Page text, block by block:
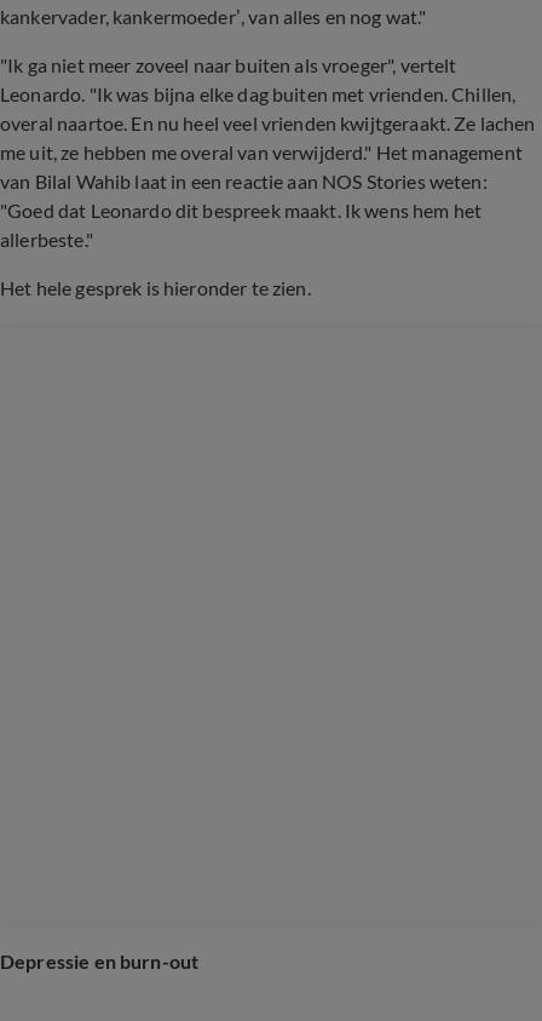
kankervader, kankermoeder’, van alles en nog wat."
"Ik ga niet meer zoveel naar buiten als vroeger", vertelt
Leonardo. "Ik was bijna elke dag buiten met vrienden. Chillen,
overal naartoe. En nu heel veel vrienden kwijtgeraakt. Ze lachen
me uit, ze hebben me overal van verwijderd." Het management
van Bilal Wahib laat in een reactie aan NOS Stories weten:
"Goed dat Leonardo dit bespreek maakt. Ik wens hem het
allerbeste."
Het hele gesprek is hieronder te zien.
Depressie en burn-out